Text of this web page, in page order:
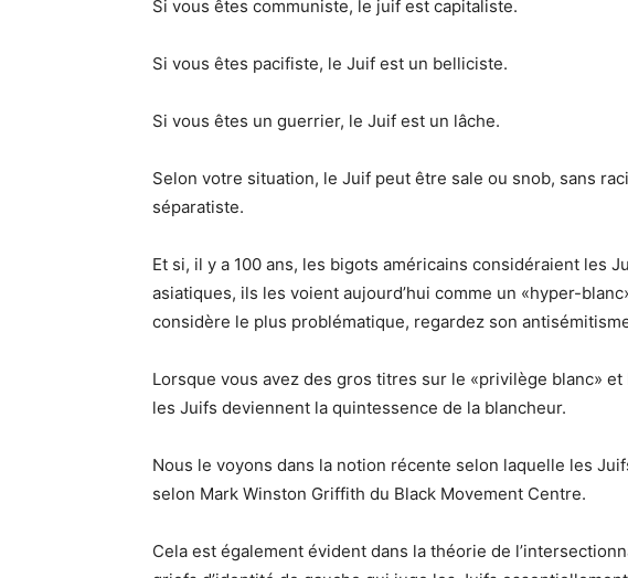
Si vous êtes communiste, le juif est capitaliste.
Si vous êtes pacifiste, le Juif est un belliciste.
Si vous êtes un guerrier, le Juif est un lâche.
Selon votre situation, le Juif peut être sale ou snob, sans
séparatiste.
Et si, il y a 100 ans, les bigots américains considéraient les
asiatiques, ils les voient aujourd’hui comme un «hyper-
considère le plus problématique, regardez son
Lorsque vous avez des gros titres sur le «privilège blanc»
les Juifs deviennent la quintessence de la blancheur.
Nous le voyons dans la notion récente selon laquelle les
selon Mark Winston Griffith du Black Movement Centre.
Cela est également évident dans la théorie de